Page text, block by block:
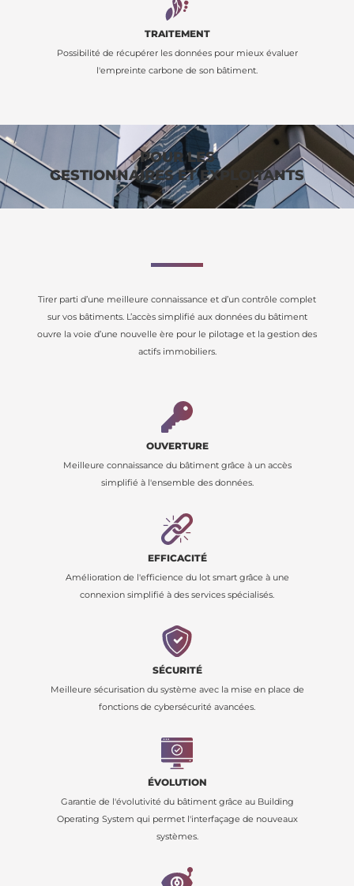
TRAITEMENT
Possibilité de récupérer les données pour mieux évaluer
l'empreinte carbone de son bâtiment.
POUR LES
GESTIONNAIRES ET EXPLOITANTS
Tirer parti d’une meilleure connaissance et d’un contrôle complet
sur vos bâtiments. L’accès simplifié aux données du bâtiment
ouvre la voie d’une nouvelle ère pour le pilotage et la gestion des
actifs immobiliers.
OUVERTURE
Meilleure connaissance du bâtiment grâce à un accès
simplifié à l'ensemble des données.
EFFICACITÉ
Amélioration de l'efficience du lot smart grâce à une
connexion simplifié à des services spécialisés.
SÉCURITÉ
Meilleure sécurisation du système avec la mise en place de
fonctions de cybersécurité avancées.
ÉVOLUTION
Garantie de l'évolutivité du bâtiment grâce au Building
Operating System qui permet l'interfaçage de nouveaux
systèmes.